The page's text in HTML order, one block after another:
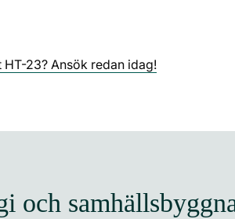
23? Ansök redan idag!
och